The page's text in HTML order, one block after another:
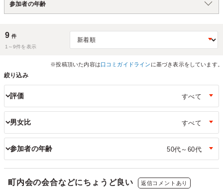
参加者の年齢
9 件
1～9件を表示
※投稿頂いた内容は口コミガイドライン に基づき表示をしています。
絞り込み
評価
男女比
参加者の年齢
町内会の会合などにちょうど良い 返信コメントあり